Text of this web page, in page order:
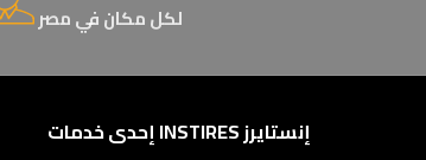
لكل مكان في مصر
إنستايرز INSTIRES إحدى خدمات